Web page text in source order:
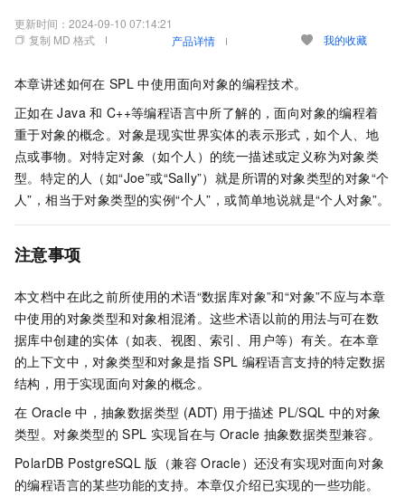
更新时间： 2024-09-10 07:14:21
复制 MD 格式
产品详情 我的收藏
本章讲述如何在 SPL 中使用面向对象的编程技术。
正如在 Java 和 C++等编程语言中所了解的，面向对象的编程着
重于对象的概念。对象是现实世界实体的表示形式，如个人、地
点或事物。对特定对象（如个人）的统一描述或定义称为对象类
型。特定的人（如“Joe”或“Sally”）就是所谓的对象类型的对象“个
人”，相当于对象类型的实例“个人”，或简单地说就是“个人对象”。
注意事项
本文档中在此之前所使用的术语“数据库对象”和“对象”不应与本章
中使用的对象类型和对象相混淆。这些术语以前的用法与可在数
据库中创建的实体（如表、视图、索引、用户等）有关。在本章
的上下文中，对象类型和对象是指 SPL 编程语言支持的特定数据
结构，用于实现面向对象的概念。
在 Oracle 中，抽象数据类型 (ADT) 用于描述 PL/SQL 中的对象
类型。对象类型的 SPL 实现旨在与 Oracle 抽象数据类型兼容。
PolarDB PostgreSQL 版（兼容 Oracle） 还没有实现对面向对象
的编程语言的某些功能的支持。本章仅介绍已实现的一些功能。